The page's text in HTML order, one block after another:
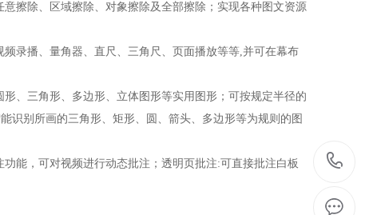
擦除、区域擦除、对象擦除及全部擦除；实现各种图文资源
录播、量角器、直尺、三角尺、页面播放等等,并可在幕布
、三角形、多边形、立体图形等实用图形；可按规定半径的
识别所画的三角形、矩形、圆、箭头、多边形等为规则的图
能，可对视频进行动态批注；透明页批注:可直接批注白板